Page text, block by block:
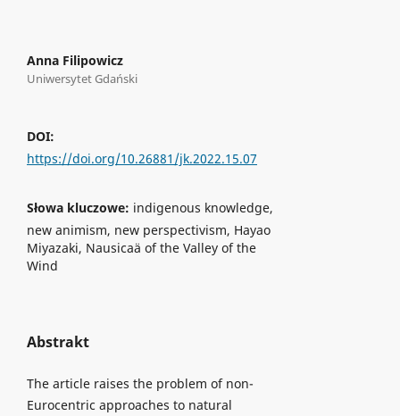
Anna Filipowicz
Uniwersytet Gdański
DOI:
https://doi.org/10.26881/jk.2022.15.07
Słowa kluczowe: indigenous knowledge,
new animism, new perspectivism, Hayao
Miyazaki, Nausicaä of the Valley of the
Wind
Abstrakt
The article raises the problem of non-
Eurocentric approaches to natural